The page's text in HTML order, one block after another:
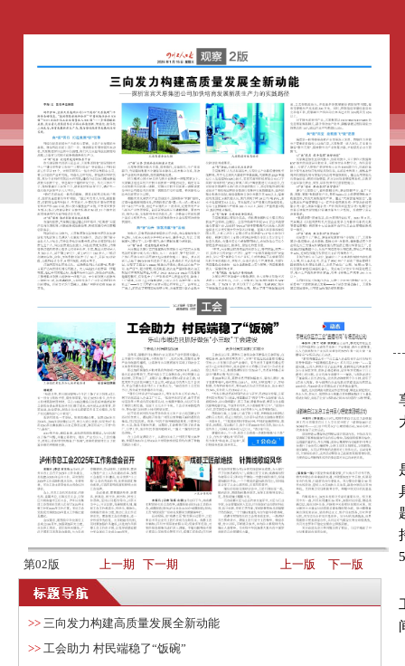
第02版 上一期 下一期 上一版 下一版
>> 三向发力构建高质量发展全新动能
>> 工会助力 村民端稳了“饭碗”